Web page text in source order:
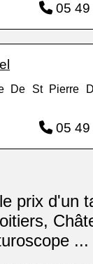
05 49
De St Pierre
05 49
prix d'un
...